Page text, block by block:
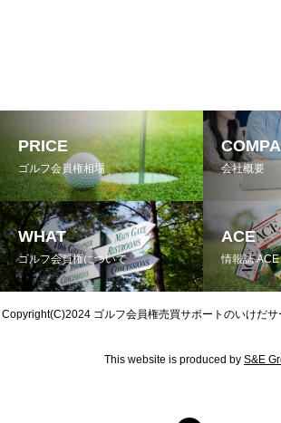
PRICE
ゴルフ会員権相場 会社概要
WHAT
ゴルフ会員権について
ACE
情報誌 ACE
Copyright(C)2024 ゴルフ会員権売買サポートのいけだサ
This website is produced by S&E